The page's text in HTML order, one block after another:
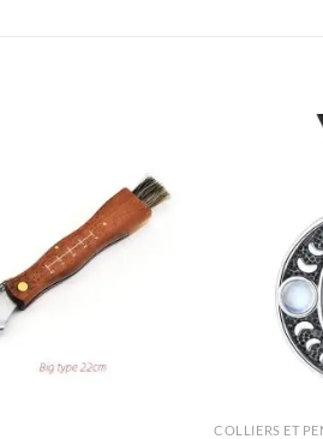
Ajouter
à la liste
COLLIERS ET